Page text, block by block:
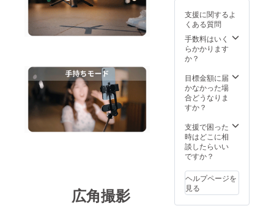
広角撮影
支援に関するよ
くある質問
手数料はいく
らかかります
か？
目標金額に届
かなかった場
合どうなりま
すか？
支援で困った
時はどこに相
談したらいい
ですか？
ヘルプページを
見る